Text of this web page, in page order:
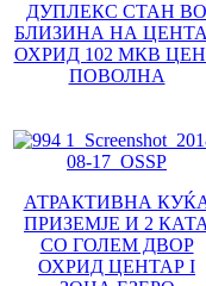
ДУПЛЕКС СТАН ВО
БЛИЗИНА НА
ОХРИД 102 МКВ
ПОВОЛНА
АТРАКТИВНА
ПРИЗЕМЈЕ И 2 КАТА
СО ГОЛЕМ ДВОР
ОХРИД ЦЕНТАР I